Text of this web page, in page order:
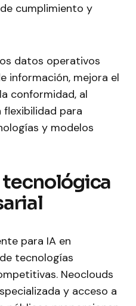
cumplimiento y
datos operativos
información, mejora el
conformidad, al
para
y modelos
tecnológica
para IA en
tecnologías
Neoclouds
y acceso a